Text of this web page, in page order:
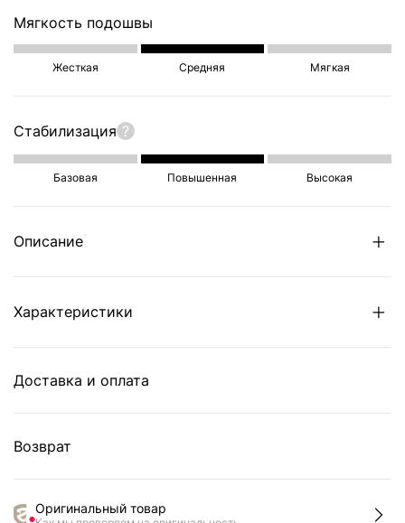
Мягкость подошвы
Жесткая Средняя Мягкая
Стабилизация ?
Базовая Повышенная Высокая
Описание
Характеристики
Доставка и оплата
Возврат
Оригинальный товар